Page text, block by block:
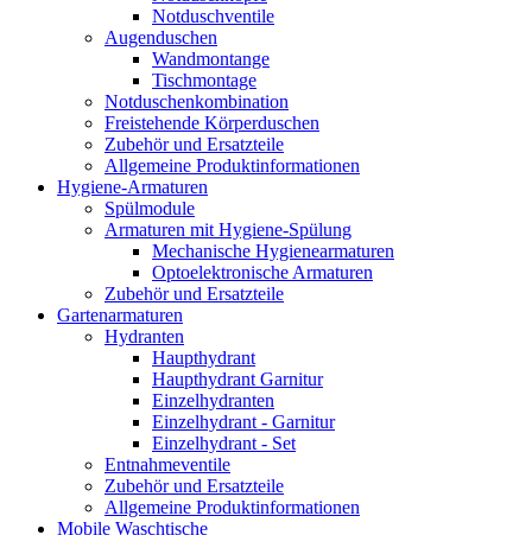
Notduschventile
Augenduschen
Wandmontange
Tischmontage
Notduschenkombination
Freistehende Körperduschen
Zubehör und Ersatzteile
Allgemeine Produktinformationen
Hygiene-Armaturen
Spülmodule
Armaturen mit Hygiene-Spülung
Mechanische Hygienearmaturen
Optoelektronische Armaturen
Zubehör und Ersatzteile
Gartenarmaturen
Hydranten
Haupthydrant
Haupthydrant Garnitur
Einzelhydranten
Einzelhydrant - Garnitur
Einzelhydrant - Set
Entnahmeventile
Zubehör und Ersatzteile
Allgemeine Produktinformationen
Mobile Waschtische